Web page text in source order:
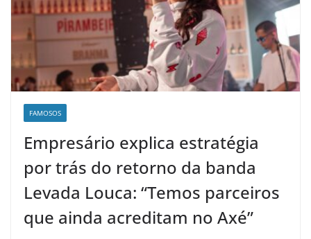
FAMOSOS
Empresário explica estratégia
por trás do retorno da banda
Levada Louca: “Temos parceiros
que ainda acreditam no Axé”